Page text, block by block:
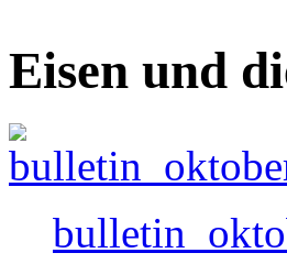
Eisen und